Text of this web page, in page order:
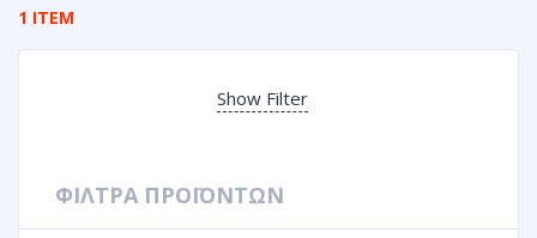
1 ITEM
Show Filter
ΦΙΛΤΡΑ ΠΡΟΪΟΝΤΩΝ